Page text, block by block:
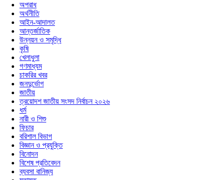
অপরাধ
অর্থনীতি
আইন-আদালত
আন্তর্জাতিক
উন্নয়ন ও সমৃদ্ধি
কৃষি
খেলাধুলা
গণমাধ্যম
চাকরির খবর
জনদুর্ভোগ
জাতীয়
ত্রয়োদশ জাতীয় সংসদ নির্বাচন ২০২৬
ধর্ম
নারী ও শিশু
ফিচার
বরিশাল বিভাগ
বিজ্ঞান ও প্রযুক্তি
বিনোদন
বিশেষ প্রতিবেদন
ব্যবসা বানিজ্য